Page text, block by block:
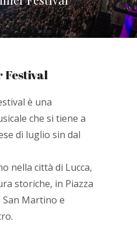
Festival
è una
che si tiene a
di luglio sin dal
nella città di Lucca,
storiche, in Piazza
San Martino e